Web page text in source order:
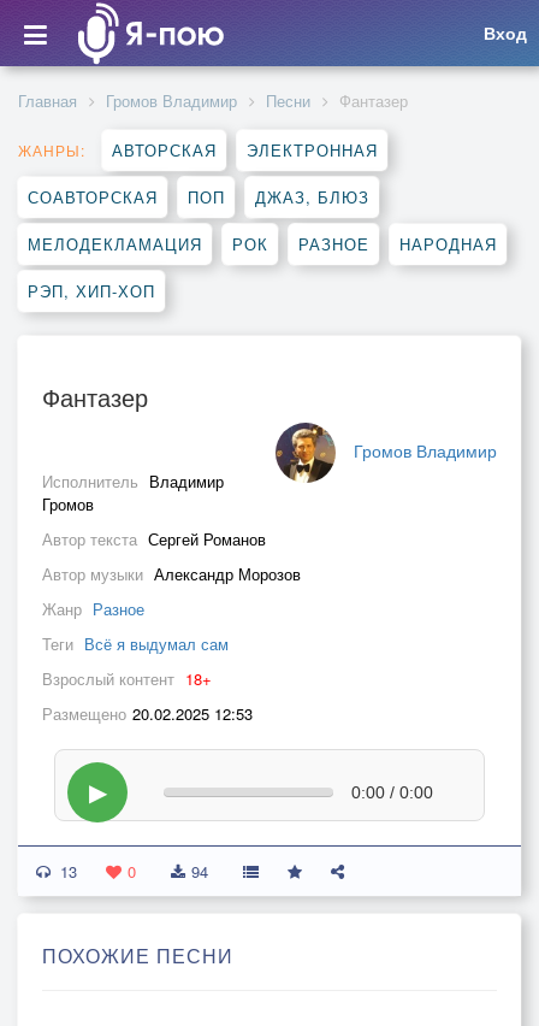
Вход
Главная Громов Владимир Песни Фантазер
ЖАНРЫ: АВТОРСКАЯ ЭЛЕКТРОННАЯ
СОАВТОРСКАЯ ПОП ДЖАЗ, БЛЮЗ
МЕЛОДЕКЛАМАЦИЯ РОК РАЗНОЕ НАРОДНАЯ
РЭП, ХИП-ХОП
Фантазер
Громов Владимир
Исполнитель Владимир
Громов
Автор текста Сергей Романов
Автор музыки Александр Морозов
Жанр Разное
Теги Всё я выдумал сам
Взрослый контент 18+
Размещено 20.02.2025 12:53
▶ 0:00 / 0:00
13 0 94
ПОХОЖИЕ ПЕСНИ